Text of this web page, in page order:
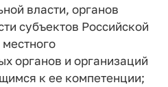
власти, органов
субъектов Российской
органов и организаций
к ее компетенции;